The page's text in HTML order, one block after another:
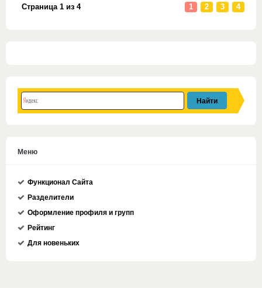
Страница 1 из 4 1 2 3 4
Меню
Функционал Сайта
Разделители
Оформление профиля и групп
Рейтинг
Для новеньких